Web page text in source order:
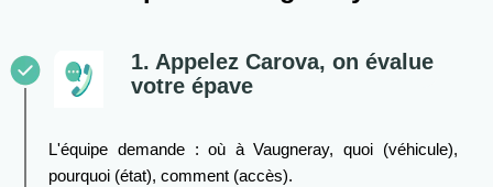
1. Appelez Carova, on évalue
votre épave
L'équipe demande : où à Vaugneray, quoi (véhicule),
pourquoi (état), comment (accès).